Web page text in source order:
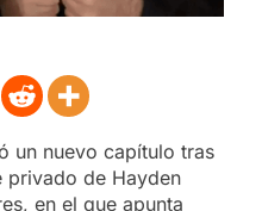
un nuevo capítulo tras
privado de Hayden
en el que apunta